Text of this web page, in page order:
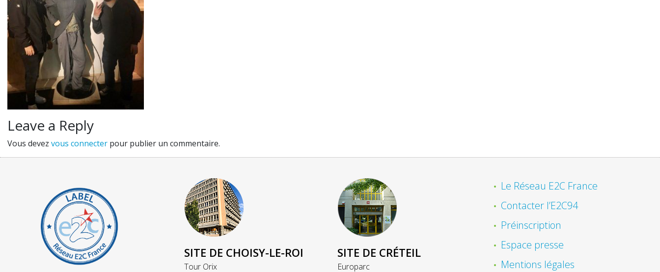
Leave a Reply
Vous devez vous connecter pour publier un commentaire.
SITE DE CHOISY-LE-ROI
Tour Orix
SITE DE CRÉTEIL
Europarc
Le Réseau E2C France
Contacter l’E2C94
Préinscription
Espace presse
Mentions légales